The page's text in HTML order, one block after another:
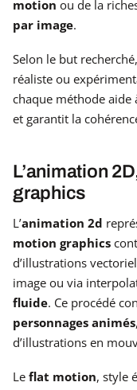
motion ou de la
par image.
Selon le but
réaliste ou
chaque méthode aide
et garantit la
L’animation
graphics
L’animation 2d
motion graphics
d’illustrations
image ou via
fluide. Ce procédé
personnages animés
d’illustrations en
Le flat motion, style